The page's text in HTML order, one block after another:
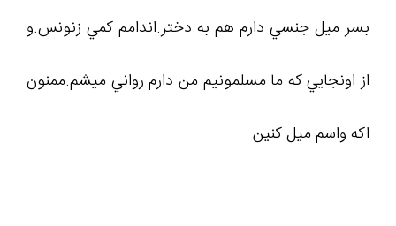
بسر ميل جنسي دارم هم به دختر.اندامم كمي زنونس.و
از اونجايي كه ما مسلمونيم من دارم رواني ميشم.ممنون
اكه واسم ميل كنين